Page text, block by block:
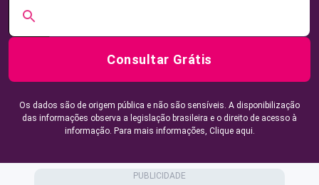
Consultar Grátis
Os dados são de origem pública e não são sensíveis. A disponibilização
das informações observa a legislação brasileira e o direito de acesso à
informação. Para mais informações, Clique aqui.